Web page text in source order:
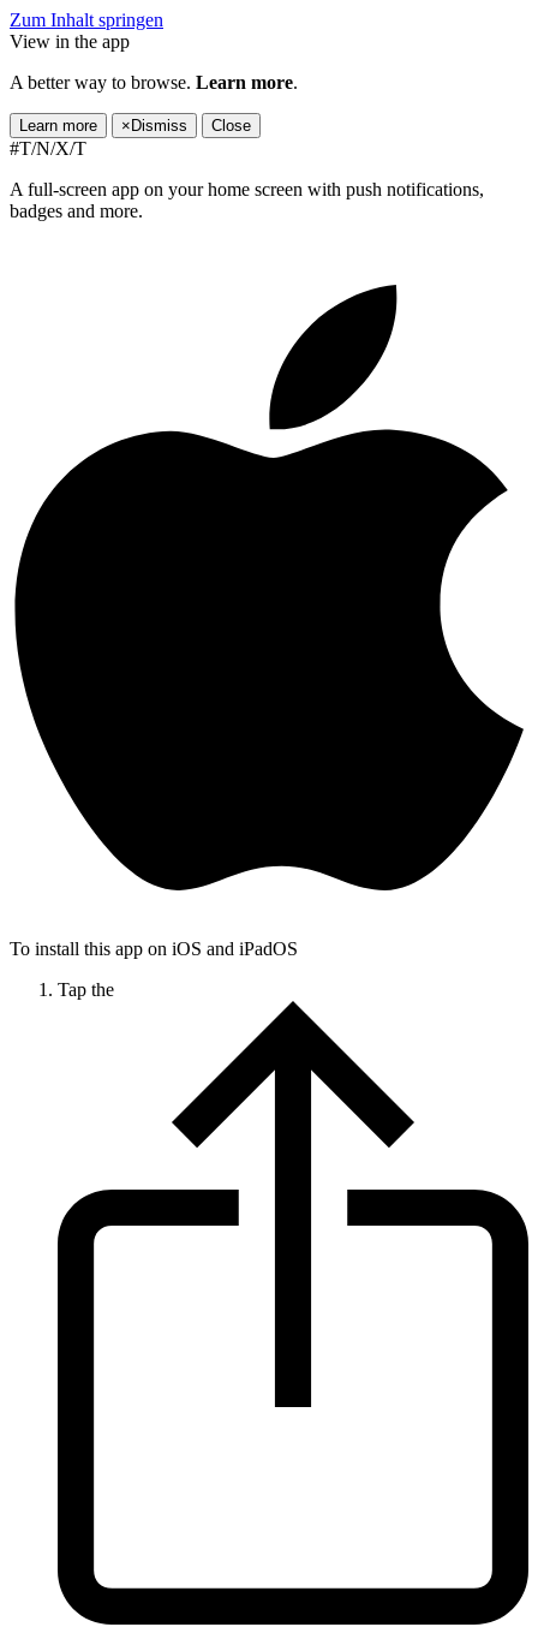
Zum Inhalt springen
View in the app
A better way to browse. Learn more.
Learn more × Dismiss Close
#T/N/X/T
A full-screen app on your home screen with push notifications,
badges and more.
To install this app on iOS and iPadOS
Tap the